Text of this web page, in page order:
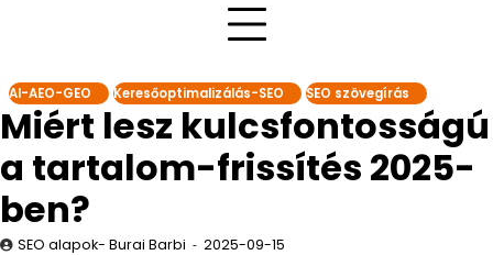
AI-AEO-GEO Keresőoptimalizálás-SEO SEO szövegírás
Miért lesz kulcsfontosságú
a tartalom-frissítés 2025-
ben?
SEO alapok- Burai Barbi 2025-09-15